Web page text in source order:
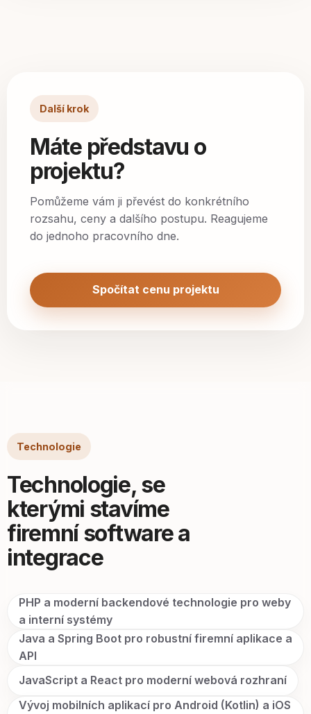
Další krok
Máte představu o
projektu?
Pomůžeme vám ji převést do konkrétního
rozsahu, ceny a dalšího postupu. Reagujeme
do jednoho pracovního dne.
Spočítat cenu projektu
Technologie
Technologie, se
kterými stavíme
firemní software a
integrace
PHP a moderní backendové technologie pro weby
a interní systémy
Java a Spring Boot pro robustní firemní aplikace a
API
JavaScript a React pro moderní webová rozhraní
Vývoj mobilních aplikací pro Android (Kotlin) a iOS